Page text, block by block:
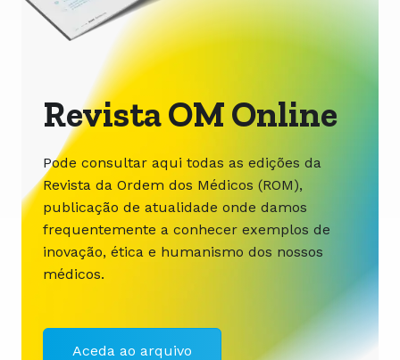
Revista OM Online
Pode consultar aqui todas as edições da
Revista da Ordem dos Médicos (ROM),
publicação de atualidade onde damos
frequentemente a conhecer exemplos de
inovação, ética e humanismo dos nossos
médicos.
Aceda ao arquivo